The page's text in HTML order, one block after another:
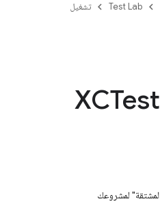
Test Lab تشغيل